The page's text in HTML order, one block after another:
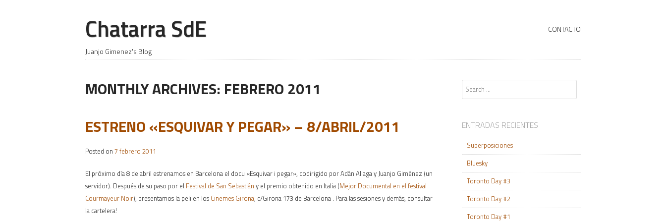
Chatarra SdE
Juanjo Gimenez's Blog
+
SKIP TO CONTENT
CONTACTO
MONTHLY ARCHIVES: FEBRERO 2011
ESTRENO «ESQUIVAR Y PEGAR» – 8/ABRIL/2011
Posted on 7 febrero 2011
El próximo día 8 de abril estrenamos en Barcelona el docu «Esquivar i pegar», codirigido por Adán Aliaga y Juanjo Giménez (un
servidor). Después de su paso por el Festival de San Sebastián y el premio obtenido en Italia (Mejor Documental en el festival
Courmayeur Noir), presentamos la peli en los Cinemes Girona, c/Girona 173 de Barcelona . Para las sesiones y demás, consultar
la cartelera!
Search
ENTRADAS RECIENTES
Superposiciones
Bluesky
Toronto Day #3
Toronto Day #2
Toronto Day #1